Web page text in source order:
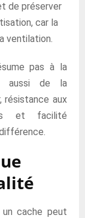
de préserver
car la
ventilation.
pas à la
aussi de la
résistance aux
et facilité
cache peut